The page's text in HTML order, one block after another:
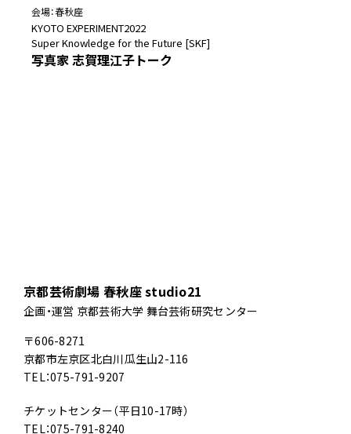
会場：春秋座
KYOTO EXPERIMENT2022
Super Knowledge for the Future [SKF]
写真家 志賀理江子トーク
京都芸術劇場 春秋座 studio21
企画・運営 京都芸術大学 舞台芸術研究センター
〒606-8271
京都市左京区北白川瓜生山2-116
TEL：075-791-9207
チケットセンター（平日10-17時）
TEL：075-791-8240